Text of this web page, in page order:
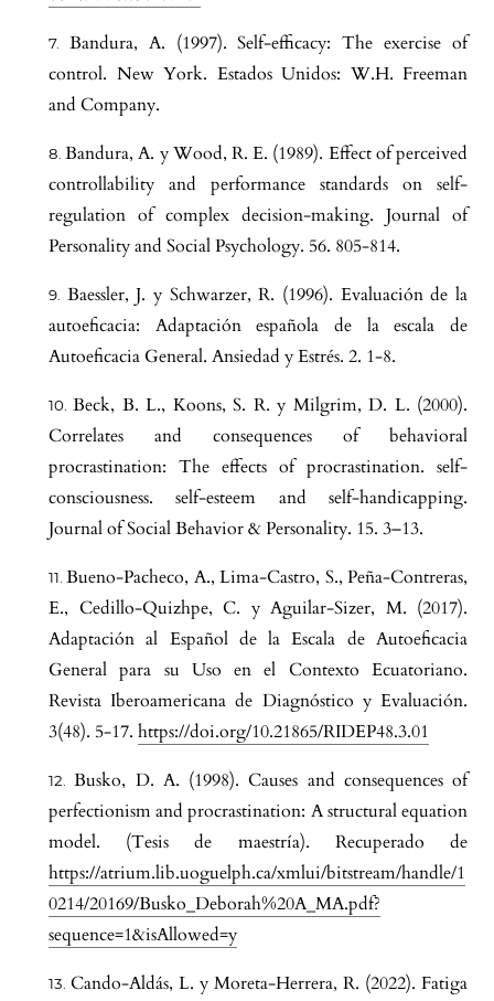
Bandura, A. (1997). Self-efficacy: The exercise of
control. New York. Estados Unidos: W.H. Freeman
and Company.
Bandura, A. y Wood, R. E. (1989). Effect of perceived
controllability and performance standards on self-
regulation of complex decision-making. Journal of
Personality and Social Psychology. 56. 805-814.
Baessler, J. y Schwarzer, R. (1996). Evaluación de la
autoeficacia: Adaptación española de la escala de
Autoeficacia General. Ansiedad y Estrés. 2. 1-8.
Beck, B. L., Koons, S. R. y Milgrim, D. L. (2000).
Correlates and consequences of behavioral
procrastination: The effects of procrastination. self-
consciousness. self-esteem and self-handicapping.
Journal of Social Behavior & Personality. 15. 3–13.
Bueno-Pacheco, A., Lima-Castro, S., Peña-Contreras,
E., Cedillo-Quizhpe, C. y Aguilar-Sizer, M. (2017).
Adaptación al Español de la Escala de Autoeficacia
General para su Uso en el Contexto Ecuatoriano.
Revista Iberoamericana de Diagnóstico y Evaluación.
3(48). 5-17. https://doi.org/10.21865/RIDEP48.3.01
Busko, D. A. (1998). Causes and consequences of
perfectionism and procrastination: A structural equation
model. (Tesis de maestría). Recuperado de
https://atrium.lib.uoguelph.ca/xmlui/bitstream/handle/1
0214/20169/Busko_Deborah%20A_MA.pdf?
sequence=1&isAllowed=y
Cando-Aldás, L. y Moreta-Herrera, R. (2022). Fatiga